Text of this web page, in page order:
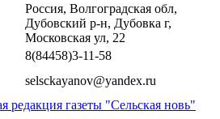
Россия, Волгоградская обл,
Дубовский р-н, Дубовка г,
Московская ул, 22
8(84458)3-11-58
selsckayanov@yandex.ru
редакция газеты "Сельская новь"